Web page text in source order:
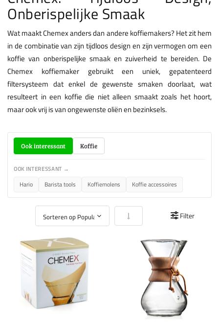
Onberispelijke Smaak
Wat maakt Chemex anders dan andere koffiemakers? Het zit hem
in de combinatie van zijn tijdloos design en zijn vermogen om een
koffie van onberispelijke smaak en zuiverheid te bereiden. De
Chemex koffiemaker gebruikt een uniek, gepatenteerd
filtersysteem dat enkel de gewenste smaken doorlaat, wat
resulteert in een koffie die niet alleen smaakt zoals het hoort,
maar ook vrij is van ongewenste oliën en bezinksels.
Ook interessant Koffie
OOK INTERESSANT →
Hario Barista tools Koffiemolens Koffie accessoires
Van laag naar hoog sorteren
Filter